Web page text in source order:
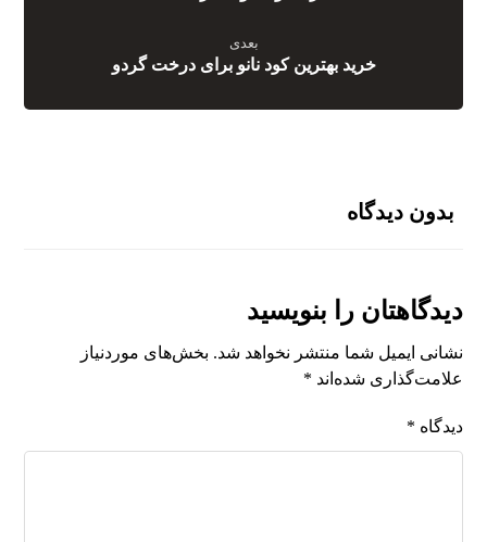
بعدی
خرید بهترین کود نانو برای درخت گردو
بدون دیدگاه
دیدگاهتان را بنویسید
نشانی ایمیل شما منتشر نخواهد شد. بخش‌های موردنیاز
علامت‌گذاری شده‌اند *
دیدگاه *